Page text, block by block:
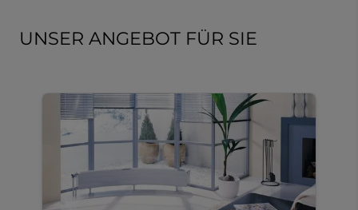
UNSER ANGEBOT FÜR SIE